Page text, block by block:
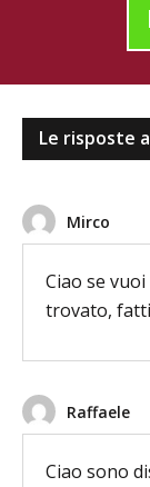
Le risposte
Mirco
Ciao se
trovato,
Raffaele
Ciao sono